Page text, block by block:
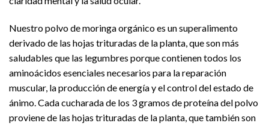
Nuestro polvo de moringa orgánico es un superalimento
derivado de las hojas trituradas de la planta, que son más
saludables que las legumbres porque contienen todos los
aminoácidos esenciales necesarios para la reparación
muscular, la producción de energía y el control del estado de
ánimo. Cada cucharada de los 3 gramos de proteína del polvo
proviene de las hojas trituradas de la planta, que también son